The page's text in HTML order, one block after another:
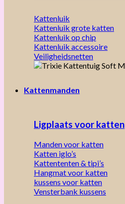
Kattenluik
Kattenluik grote katten
Kattenluik op chip
Kattenluik accessoire
Veiligheidsnetten
Kattenmanden
Ligplaats voor katten
Manden voor katten
Katten iglo’s
Kattententen & tipi’s
Hangmat voor katten
kussens voor katten
Vensterbank kussens